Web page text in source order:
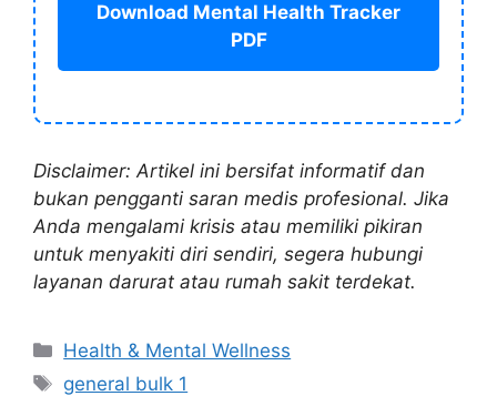
Download Mental Health Tracker
PDF
Disclaimer: Artikel ini bersifat informatif dan
bukan pengganti saran medis profesional. Jika
Anda mengalami krisis atau memiliki pikiran
untuk menyakiti diri sendiri, segera hubungi
layanan darurat atau rumah sakit terdekat.
Categories
Health & Mental Wellness
Tags
general bulk 1